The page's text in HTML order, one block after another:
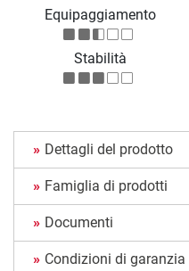
Equipaggiamento
Stabilità
Dettagli del prodotto
Famiglia di prodotti
Documenti
Condizioni di garanzia